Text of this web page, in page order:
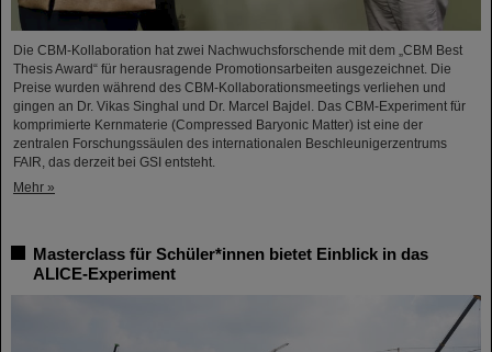
Die CBM-Kollaboration hat zwei Nachwuchsforschende mit dem „CBM Best
Thesis Award“ für herausragende Promotionsarbeiten ausgezeichnet. Die
Preise wurden während des CBM-Kollaborationsmeetings verliehen und
gingen an Dr. Vikas Singhal und Dr. Marcel Bajdel. Das CBM-Experiment für
komprimierte Kernmaterie (Compressed Baryonic Matter) ist eine der
zentralen Forschungssäulen des internationalen Beschleunigerzentrums
FAIR, das derzeit bei GSI entsteht.
Mehr »
Masterclass für Schüler*innen bietet Einblick in das
ALICE-Experiment